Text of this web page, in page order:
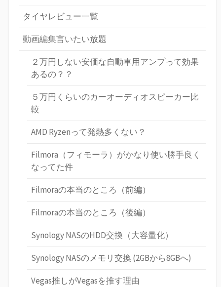
タイヤレビュー一覧
動画編集言いたい放題
２万円しない安価な自動車用アンプって効果
あるの？？
５万円くらいのカーオーディオスピーカー比
較
AMD Ryzenって発熱多くない？
Filmora（フィモーラ）がかなり使い勝手良く
なってた件
Filmoraの本当のところ（前編）
Filmoraの本当のところ（後編）
Synology NASのHDD交換（大容量化）
Synology NASのメモリ交換 (2GBから8GBへ)
Vegas推しがVegasを推す理由